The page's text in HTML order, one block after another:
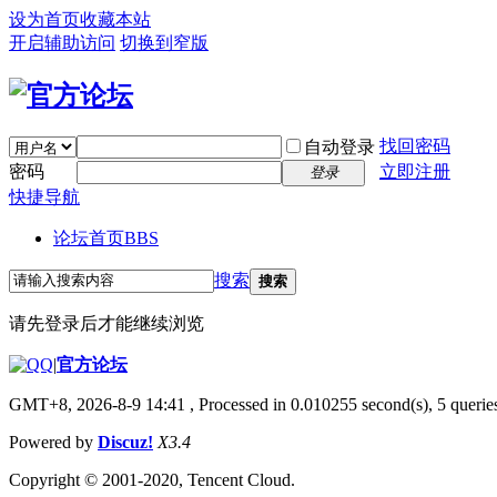
设为首页收藏本站
开启辅助访问 切换到窄版
自动登录 找回密码
密码
登录
立即注册
快捷导航
论坛首页BBS
搜索 搜索
请先登录后才能继续浏览
|官方论坛
GMT+8, 2026-8-9 14:41 , Processed in 0.010255 second(s), 5
Powered by Discuz! X3.4
Copyright © 2001-2020, Tencent Cloud.